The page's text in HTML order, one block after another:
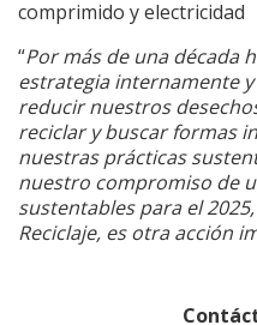
comprimido y electricidad
“Por más de una década
estrategia internamente
reducir nuestros
reciclar y buscar formas
nuestras prácticas
nuestro compromiso de
sustentables para el
Reciclaje, es otra acción